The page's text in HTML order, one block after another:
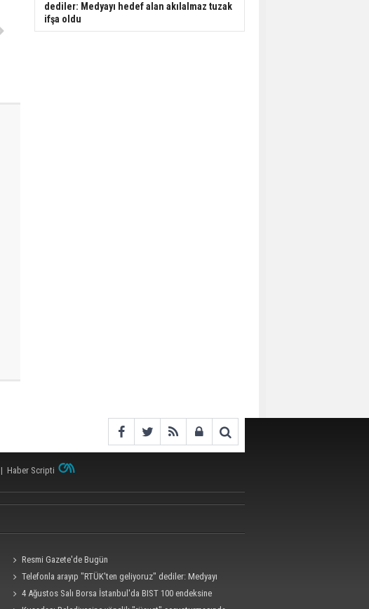
dediler: Medyayı hedef alan akılalmaz tuzak
ifşa oldu
| Haber Scripti
Resmi Gazete'de Bugün
Telefonla arayıp "RTÜK'ten geliyoruz" dediler: Medyayı
hedef alan akılalmaz tuzak ifşa oldu
4 Ağustos Salı Borsa İstanbul'da BIST 100 endeksine